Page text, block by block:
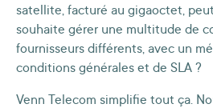
satellite, facturé au gigaoctet,
souhaite gérer une multitude de
fournisseurs différents, avec un
conditions générales et de SLA ?
Venn Telecom simplifie tout ça.